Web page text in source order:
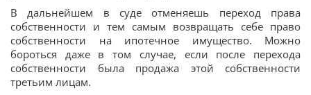
В дальнейшем в суде отменяешь переход права
собственности и тем самым возвращать себе право
собственности на ипотечное имущество. Можно
бороться даже в том случае, если после перехода
собственности была продажа этой собственности
третьим лицам.